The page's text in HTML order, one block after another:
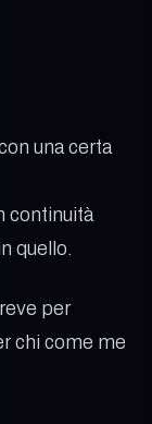
una certa
continuità
quello.
per
chi come me